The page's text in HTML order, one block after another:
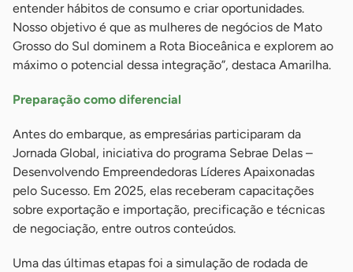
entender hábitos de consumo e criar oportunidades.
Nosso objetivo é que as mulheres de negócios de Mato
Grosso do Sul dominem a Rota Bioceânica e explorem ao
máximo o potencial dessa integração”, destaca Amarilha.
Preparação como diferencial
Antes do embarque, as empresárias participaram da
Jornada Global, iniciativa do programa Sebrae Delas –
Desenvolvendo Empreendedoras Líderes Apaixonadas
pelo Sucesso. Em 2025, elas receberam capacitações
sobre exportação e importação, precificação e técnicas
de negociação, entre outros conteúdos.
Uma das últimas etapas foi a simulação de rodada de